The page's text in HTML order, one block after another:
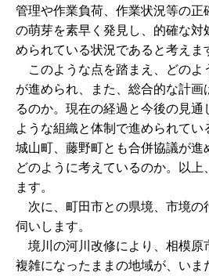
管理や作業負荷、作業状況等の正
の萌芽を素早く発見し、的確な対
められている状況であると考えま
このような点を踏まえ、どのよ
が進められ、また、総合的な計画
るのか。現在の経過と今後の見
ような組織と体制で進められてい
城山町、藤野町とも合併協議が進
どのように考えているのか。以上
ます。
次に、町田市との県境、市境の
伺いします。
境川の河川改修により、相模原
複雑になったままの地域が、いま